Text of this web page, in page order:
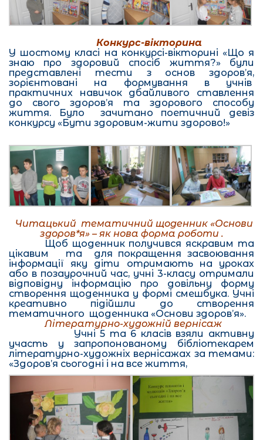
Конкурс-вікторина
У шостому класі на конкурсі-вікторині «Що я
знаю про здоровий спосіб життя?» були
представлені тести з основ здоров’я,
зорієнтовані на формування в учнів
практичних навичок дбайливого ставлення
до свого здоров’я та здорового способу
життя. Було зачитано поетичний девіз
конкурсу «Бути здоровим-жити здорово!»
Читацький тематичний щоденник «Основи
здоров*я» – як нова форма роботи .
Щоб щоденник получився яскравим та
цікавим та для покращення засвоювання
інформації яку діти отримають на уроках
або в позаурочний час, учні 3-класу отримали
відповідну інформацію про довільну форму
створення щоденника у формі смешбука. Учні
креативно підійшли до створення
тематичного щоденника «Основи здоров’я».
Літературно-художній вернісаж
Учні 5 та 6 класів взяли активну
участь у запропонованому бібліотекарем
літературно-художніх вернісажах за темами:
«Здоров’я сьогодні і на все життя,